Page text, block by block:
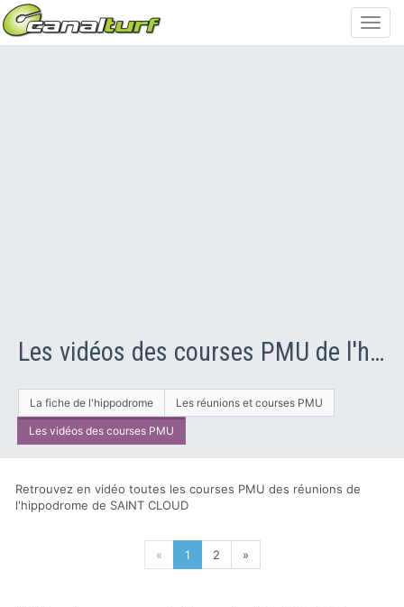
Les vidéos des courses PMU de l'hippodrome de SAINT CLOUD
La fiche de l'hippodrome Les réunions et courses PMU
Les vidéos des courses PMU
Retrouvez en vidéo toutes les courses PMU des réunions de
l'hippodrome de SAINT CLOUD
« 1 2 »